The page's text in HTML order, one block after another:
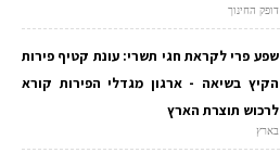
דופק החינוך
שפע פרי לקראת חגי תשרי: עונת קטיף פירות
הקיץ בשיאה - ארגון מגדלי הפירות קורא
לרכוש תוצרת הארץ
בארץ